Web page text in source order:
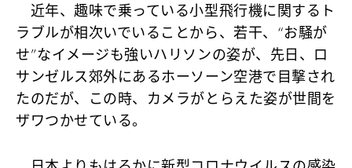
近年、趣味で乗っている小型飛行機に関するト
ラブルが相次いでいることから、若干、“お騒が
せ”なイメージも強いハリソンの姿が、先日、ロ
サンゼルス郊外にあるホーソーン空港で目撃され
たのだが、この時、カメラがとらえた姿が世間を
ザワつかせている。